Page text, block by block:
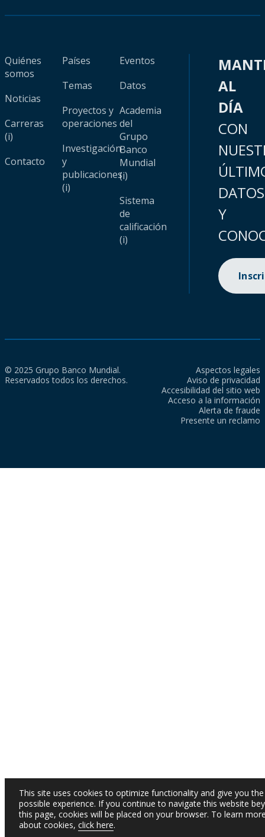
Quiénes
somos
Noticias
Carreras
(i)
Contacto
Países
Temas
Proyectos y
operaciones
Investigación
y
publicaciones
(i)
Eventos
Datos
Academia
del
Grupo
Banco
Mundial
(i)
Sistema
de
calificación
(i)
AL
DÍA
CON
DATOS
Y
© 2025 Grupo Banco Mundial.
Reservados todos los derechos.
Aspectos legales
Aviso de privacidad
Accesibilidad del sitio web
Acceso a la información
Alerta de fraude
Presente un reclamo
This site uses cookies to optimize functionality and give you
possible experience. If you continue to navigate this website
this page, cookies will be placed on your browser. To learn
about cookies, click here.